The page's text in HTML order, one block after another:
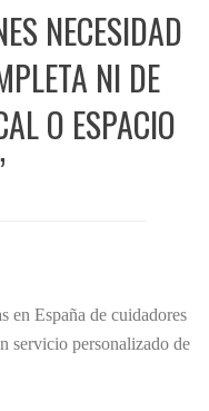
NECESIDAD
NI DE
O ESPACIO
en España de cuidadores
servicio personalizado de